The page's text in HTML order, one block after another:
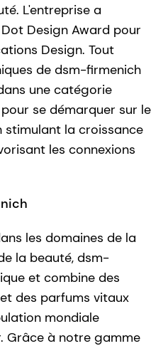
L'entreprise a
Design Award pour
Design. Tout
de dsm-firmenich
une catégorie
se démarquer sur le
stimulant la croissance
les connexions
les domaines de la
la beauté, dsm-
et combine des
des parfums vitaux
mondiale
Grâce à notre gamme